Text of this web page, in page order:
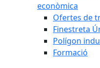
econòmica
Ofertes de
Finestreta
Polígon
Formació